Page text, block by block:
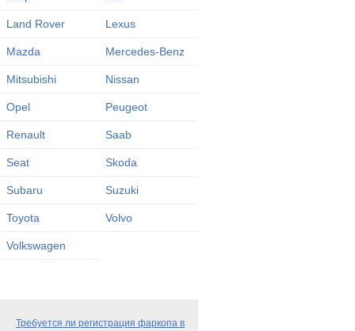
Land Rover Lexus
Mazda Mercedes-Benz
Mitsubishi Nissan
Opel Peugeot
Renault Saab
Seat Skoda
Subaru Suzuki
Toyota Volvo
Volkswagen
Требуется ли регистрация фаркопа в